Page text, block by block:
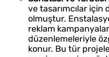
ve tasarımcılar için
olmuştur.
reklam
düzenlemeleriyle
konur. Bu tür